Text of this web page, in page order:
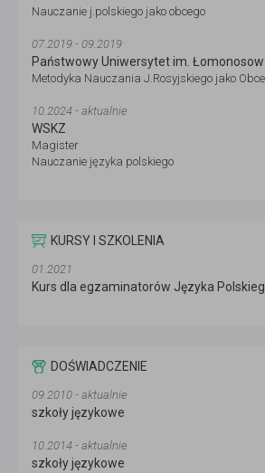
Nauczanie j.polskiego jako obcego
07.2019 - 09.2019
Państwowy Uniwersytet im.
Metodyka Nauczania J.Rosyjskiego jako
10.2024 - aktualnie
WSKZ
Magister
Nauczanie języka polskiego
KURSY I SZKOLENIA
01.2021
Kurs dla egzaminatorów Języka
DOŚWIADCZENIE
09.2010 - aktualnie
szkoły językowe
10.2014 - aktualnie
szkoły językowe